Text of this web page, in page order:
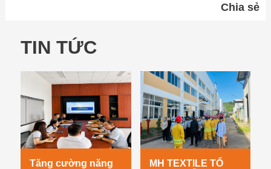
Chia sẻ
TIN TỨC
Tăng cường năng
MH TEXTILE TỔ